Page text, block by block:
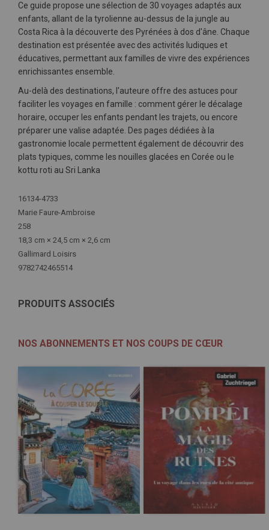
Ce guide propose une sélection de 30 voyages adaptés aux
enfants, allant de la tyrolienne au-dessus de la jungle au
Costa Rica à la découverte des Pyrénées à dos d'âne. Chaque
destination est présentée avec des activités ludiques et
éducatives, permettant aux familles de vivre des expériences
enrichissantes ensemble.
Au-delà des destinations, l'auteure offre des astuces pour
faciliter les voyages en famille : comment gérer le décalage
horaire, occuper les enfants pendant les trajets, ou encore
préparer une valise adaptée. Des pages dédiées à la
gastronomie locale permettent également de découvrir des
plats typiques, comme les nouilles glacées en Corée ou le
kottu roti au Sri Lanka
Plus
d'infos
16134-4733
Marie Faure-Ambroise
258
18,3 cm × 24,5 cm × 2,6 cm
Gallimard Loisirs
9782742465514
PRODUITS ASSOCIÉS
NOS ABONNEMENTS ET NOS COUPS DE CŒUR